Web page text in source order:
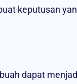
keputusan
dapat